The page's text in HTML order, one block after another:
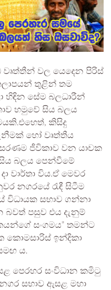
වෘත්තීන් වල යෙදෙන පිරිස්
තුළින් තම
හිඳින සේම බලධාරීන්
හමුවේ සිය බලය
කිසිදු
හෝ වෘත්තීය
ජීවිකාව වන යාචක
බලය පෙන්වීමේ
වාර්තා විය.ඒ මෙවර
නගරයේ රැඳී සිටීම
විධායක සභාව ගන්නා
පසුව එය දැනුම්
සංගමය” තමන්ට
කොමසාරිස් ඉන්දිකා
ය.
පෙරහර සංවිධාන කමිටු
සභාව ඇසළ මහා